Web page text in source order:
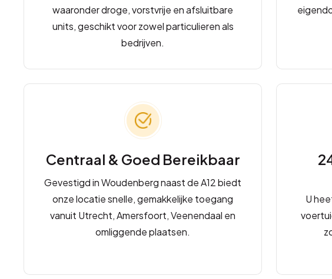
waaronder droge, vorstvrije en afsluitbare
units, geschikt voor zowel particulieren als
bedrijven.
Centraal & Goed Bereikbaar
Gevestigd in Woudenberg naast de A12 biedt
onze locatie snelle, gemakkelijke toegang
vanuit Utrecht, Amersfoort, Veenendaal en
omliggende plaatsen.
U